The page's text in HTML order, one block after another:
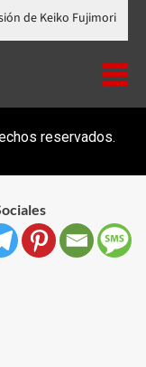
de posesión de Keiko
reservados.